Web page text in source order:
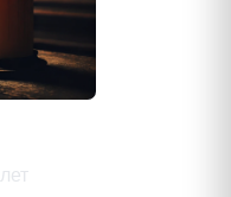
лет